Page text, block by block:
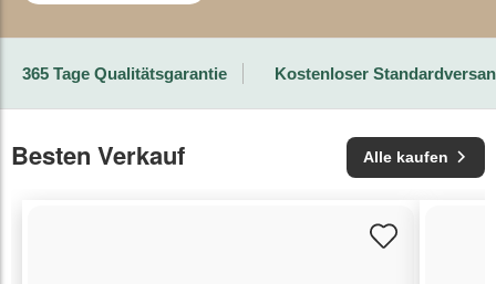
365 Tage Qualitätsgarantie Kostenloser
Besten Verkauf Alle kaufen